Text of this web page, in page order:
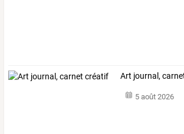
Art journal,
5 août 2026